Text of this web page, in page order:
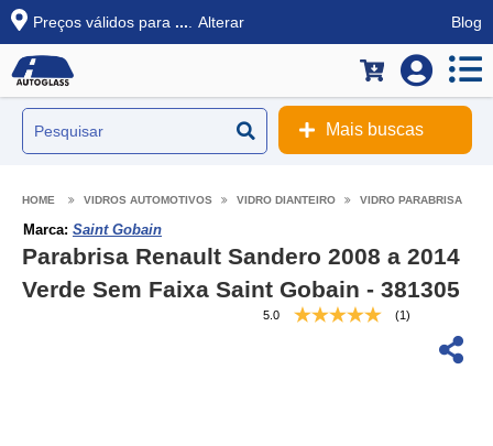
Preços válidos para ... Alterar Blog
Mais buscas
VIDROS AUTOMOTIVOS VIDRO DIANTEIRO VIDRO PARABRISA
Marca: Saint Gobain
Parabrisa Renault Sandero 2008 a 2014
Verde Sem Faixa Saint Gobain - 381305
5.0 (1)